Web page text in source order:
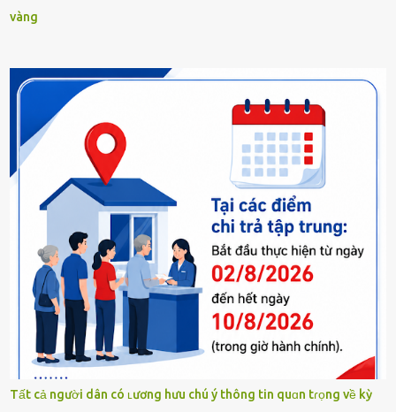
vàng
Tất cả người dân có ʟương hưu chú ý thông tin quɑn tɾọng về kỳ